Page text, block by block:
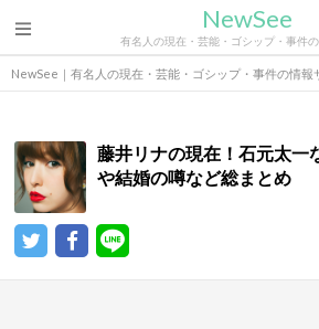
NewSee
有名人の現在・芸能・ゴシップ・事件
NewSee｜有名人の現在・芸能・ゴシップ・事件の情報
藤井リナの現在！石元太一
や結婚の噂など総まとめ